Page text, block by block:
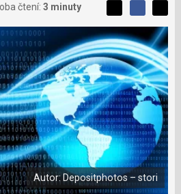
čtení: 3 minuty
b
í
s
e
v
á
m
č
l
n
e
S
d
í
l
e
t
S
d
í
l
e
j
t
e
n
F
a
c
e
b
o
o
k
d
í
l
e
j
t
e
n
a
s
í
t
i
X
Autor: Depositphotos – stori